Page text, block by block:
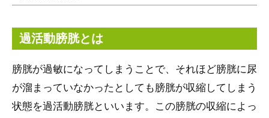
過活動膀胱とは
膀胱が過敏になってしまうことで、それほど膀胱に尿
が溜まっていなかったとしても膀胱が収縮してしまう
状態を過活動膀胱といいます。この膀胱の収縮によっ